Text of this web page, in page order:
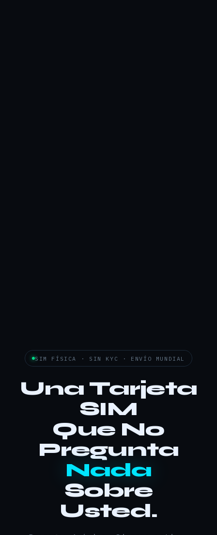
SIM FÍSICA · SIN KYC · ENVÍO MUNDIAL
Una Tarjeta
SIM
Que No
Pregunta
Nada
Sobre
Usted.